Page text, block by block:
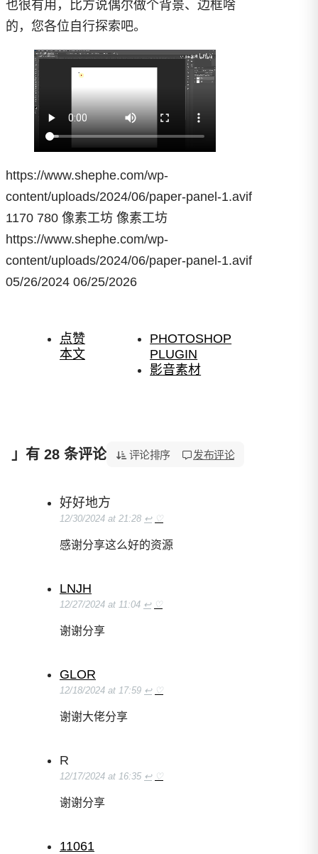
也很有用，比方说偶尔做个背景、边框啥
的，您各位自行探索吧。
https://www.shephe.com/wp-
content/uploads/2024/06/paper-panel-1.avif
1170 780 像素工坊 像素工坊
https://www.shephe.com/wp-
content/uploads/2024/06/paper-panel-1.avif
05/26/2024 06/25/2026
点赞
本文
PHOTOSHOP
PLUGIN
影音素材
「样品 / 模型生成插件 Paper Panel 中文优化版下载」
」有 28 条评论 评论排序 发布评论
好好地方
12/30/2024 at 21:28 ↩ ♡
感谢分享这么好的资源
LNJH
12/27/2024 at 11:04 ↩ ♡
谢谢分享
GLOR
12/18/2024 at 17:59 ↩ ♡
谢谢大佬分享
R
12/17/2024 at 16:35 ↩ ♡
谢谢分享
11061